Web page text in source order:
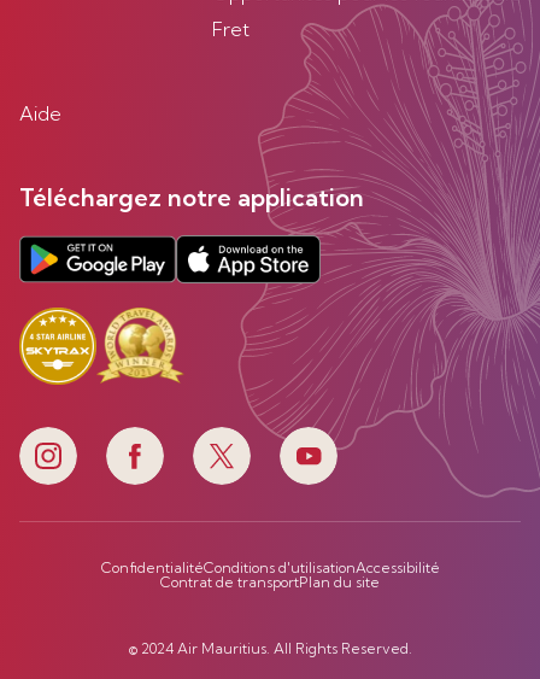
Fret
Aide
Téléchargez notre application
ConfidentialitéConditions d'utilisationAccessibilité
Contrat de transportPlan du site
© 2024 Air Mauritius. All Rights Reserved.